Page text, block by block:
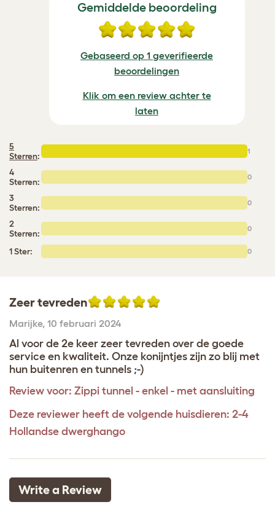
Gemiddelde beoordeling
Gebaseerd op 1 geverifieerde
beoordelingen
Klik om een review achter te
laten
5
Sterren: 1
4
Sterren:
0
3
Sterren:
0
2
Sterren:
0
1 Ster: 0
Zeer tevreden
Marijke, 10 februari 2024
Al voor de 2e keer zeer tevreden over de goede
service en kwaliteit. Onze konijntjes zijn zo blij met
hun buitenren en tunnels ;-)
Review voor: Zippi tunnel - enkel - met aansluiting
Deze reviewer heeft de volgende huisdieren: 2-4
Hollandse dwerghango
Write a Review